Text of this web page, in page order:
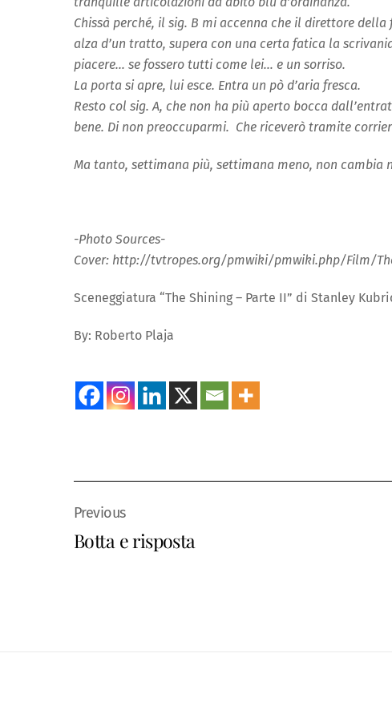
Chissà perché, il sig. B mi accenna che il direttore
alza d’un tratto, supera con una certa fatica la
piacere… se fossero tutti come lei… e un sorriso.
La porta si apre, lui esce. Entra un pò d’aria fresca.
Resto col sig. A, che non ha più aperto bocca
bene. Di non preoccuparmi. Che riceverò tramite
Ma tanto, settimana più, settimana meno, non cambia
-Photo Sources-
Cover: http://tvtropes.org/pmwiki/pmwiki.php/Film/
Sceneggiatura “The Shining – Parte II” di Stanley
By: Roberto Plaja
Botta e risposta